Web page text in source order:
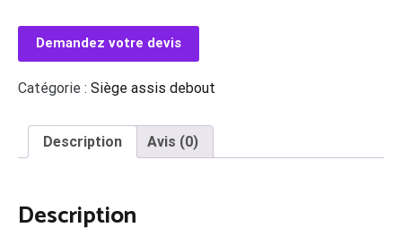
debout
réglable
Demandez votre devis
Catégorie : Siège assis debout
Description Avis (0)
Description